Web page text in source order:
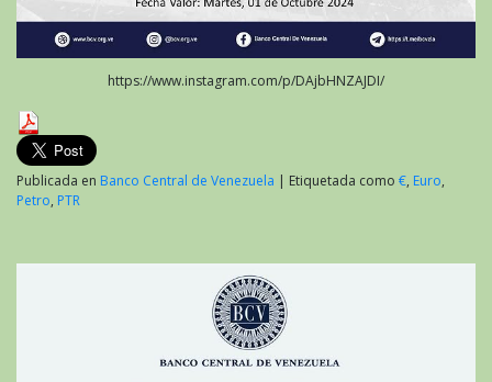
https://www.instagram.com/p/DAjbHNZAJDI/
Publicada en Banco Central de Venezuela | Etiquetada como €, Euro,
Petro, PTR